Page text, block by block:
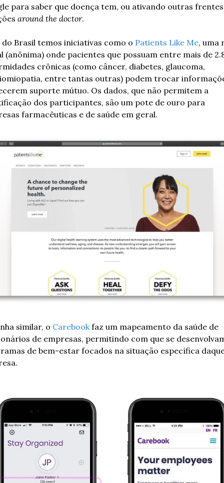
para saber que doença tem, ou ativando outras
around the doctor.
Brasil temos iniciativas como o Patients Like Me, uma
(anônima) onde pacientes que possuam entre mais de
crônicas (como câncer, diabetes, glaucoma,
entre tantas outras) podem trocar
suporte mútuo. Os dados, que não permitem a
dos participantes, são um pote de ouro para
farmacêuticas e de saúde em geral.
similar, o Carebook faz um mapeamento da saúde de
de empresas, permitindo com que se
de bem-estar focados na situação específica